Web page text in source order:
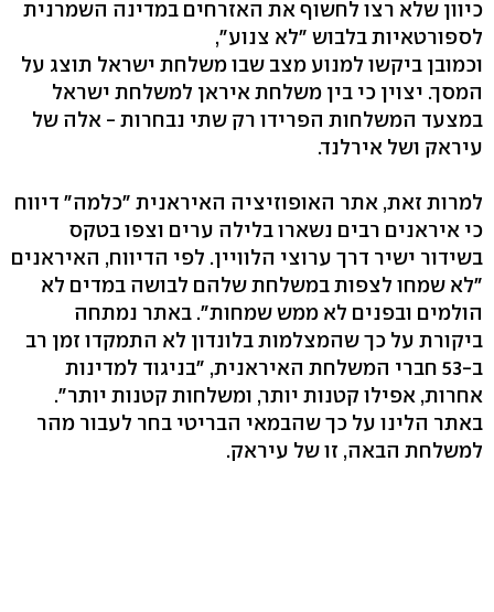
כיוון שלא רצו לחשוף את האזרחים במדינה השמרנית
לספורטאיות בלבוש "לא צנוע",
וכמובן ביקשו למנוע מצב שבו משלחת ישראל תוצג על
המסך. יצוין כי בין משלחת איראן למשלחת ישראל
במצעד המשלחות הפרידו רק שתי נבחרות - אלה של
עיראק ושל אירלנד.
למרות זאת, אתר האופוזיציה האיראנית "כלמה" דיווח
כי איראנים רבים נשארו בלילה ערים וצפו בטקס
בשידור ישיר דרך ערוצי הלוויין. לפי הדיווח, האיראנים
"לא שמחו לצפות במשלחת שלהם לבושה במדים לא
הולמים ובפנים לא ממש שמחות". באתר נמתחה
ביקורת על כך שהמצלמות בלונדון לא התמקדו זמן רב
ב-53 חברי המשלחת האיראנית, "בניגוד למדינות
אחרות, אפילו קטנות יותר, ומשלחות קטנות יותר".
באתר הלינו על כך שהבמאי הבריטי בחר לעבור מהר
למשלחת הבאה, זו של עיראק.